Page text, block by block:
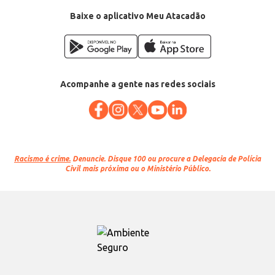
EAN: 4099854215452
Baixe o aplicativo Meu Atacadão
Acompanhe a gente nas redes sociais
Racismo é crime. Denuncie. Disque 100 ou procure a Delegacia de Polícia
Civil mais próxima ou o Ministério Público.